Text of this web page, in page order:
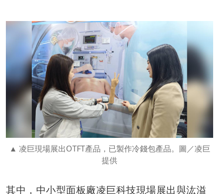
凌巨現場展出OTFT產品，已製作冷錢包產品。圖／凌巨
提供
其中，中小型面板廠凌巨科技現場展出與汯溢